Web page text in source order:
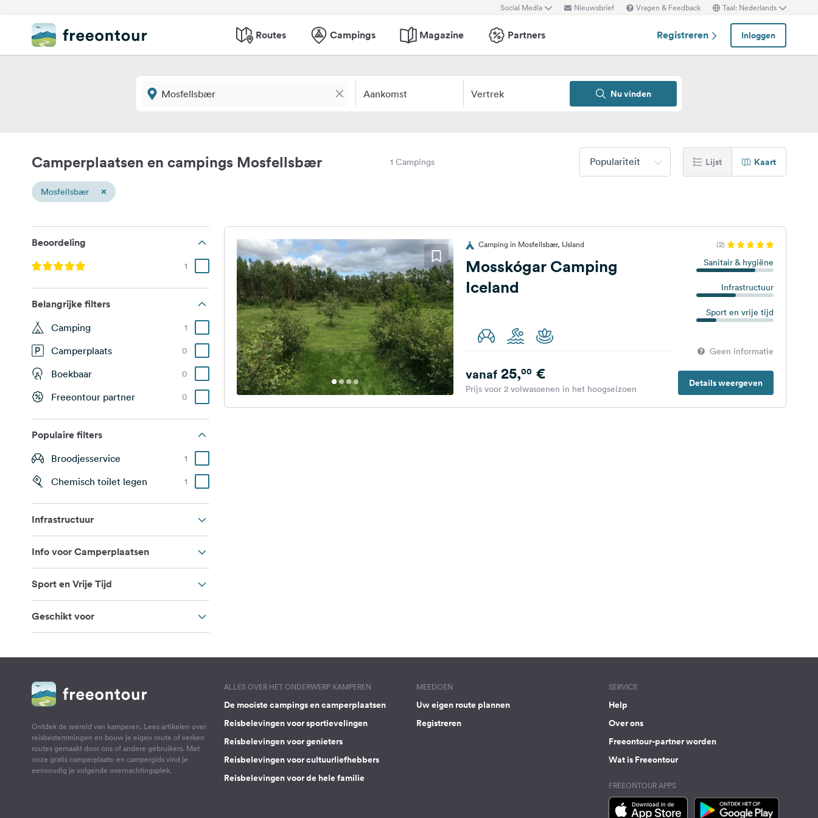
Social Media Nieuwsbrief Vragen & Feedback Taal: Nederlands
Routes Campings Magazine Partners Registreren Inloggen
Aankomst Vertrek Nu vinden
Camperplaatsen en campings Mosfellsbær 1 Campings Populariteit Lijst Kaart
Mosfellsbær ×
Beoordeling
1
Belangrijke filters
Camping 1
Camperplaats 0
Boekbaar 0
Freeontour partner 0
Populaire filters
Broodjesservice 1
Chemisch toilet legen 1
Infrastructuur
Info voor Camperplaatsen
Sport en Vrije Tijd
Geschikt voor
Camping in Mosfellsbær, IJsland (2)
Mosskógar Camping
Iceland
Sanitair & hygiëne
Infrastructuur
Sport en vrije tijd
Geen informatie
Details weergeven
vanaf25,00€
Prijs voor 2 volwassenen in het hoogseizoen
Ontdek de wereld van kamperen. Lees artikelen over
reisbestemmingen en bouw je eigen route of verken
routes gemaakt door ons of andere gebruikers. Met
onze gratis camperplaats- en campergids vind je
eenvoudig je volgende overnachtingsplek.
ALLES OVER HET ONDERWERP KAMPEREN
De mooiste campings en camperplaatsen
Reisbelevingen voor sportievelingen
Reisbelevingen voor genieters
Reisbelevingen voor cultuurliefhebbers
Reisbelevingen voor de hele familie
MEEDOEN
Uw eigen route plannen
Registreren
SERVICE
Help
Over ons
Freeontour-partner worden
Wat is Freeontour
FREEONTOUR APPS